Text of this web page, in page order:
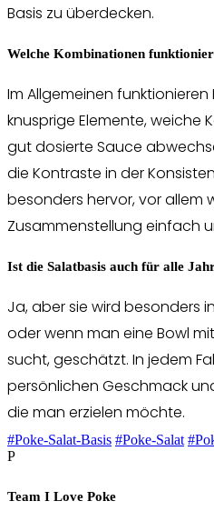
Basis zu überdecken.
Welche Kombinationen
Im Allgemeinen
knusprige Elemente, weiche
gut dosierte Sauce
die Kontraste in der
besonders hervor, vor allem
Zusammenstellung einfach
Ist die Salatbasis auch für alle
Ja, aber sie wird besonders
oder wenn man eine Bowl
sucht, geschätzt. In jedem
persönlichen Geschmack
die man erzielen möchte.
#Poke-Salat-Basis #Poke-Salat
P
Team I Love Poke